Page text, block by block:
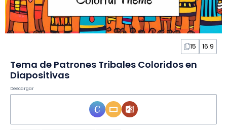
15 16:9
Tema de Patrones Tribales Coloridos en
Diapositivas
Descargar